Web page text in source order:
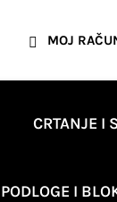
 MOJ
CRTANJE I
I